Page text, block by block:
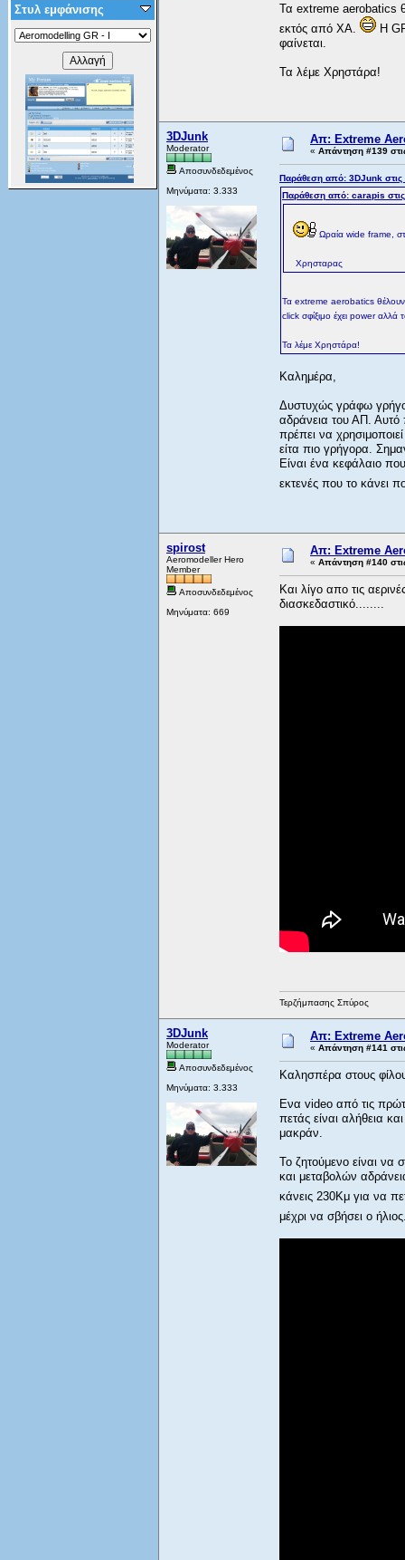
Στυλ εμφάνισης
Τα extreme aerobatics
εκτός από XA.
H
φαίνεται.
Τα λέμε Χρηστάρα!
3DJunk
Moderator
Αποσυνδεδεμένος
Μηνύματα: 3.333
Απ: Extreme
« Απάντηση #139
Παράθεση από: 3DJunk
Παράθεση από: carapis
Ωραία wide frame,
Χρησταρας
Τα extreme aerobatics
click σφίξιμο έχει power αλλά
Τα λέμε Χρηστάρα!
Καλημέρα,
Δυστυχώς γράφω
αδράνεια του ΑΠ. Αυτό
πρέπει να
είτα πιο γρήγορα.
Είναι ένα κεφάλαιο
εκτενές που το κάνει
spirost
Aeromodeller Hero
Member
Αποσυνδεδεμένος
Μηνύματα: 669
Απ: Extreme
« Απάντηση #140
Και λίγο απο τις
διασκεδαστικό........
Τερζήμπασης Σπύρος
3DJunk
Moderator
Αποσυνδεδεμένος
Μηνύματα: 3.333
Απ: Extreme
« Απάντηση #141
Καλησπέρα στους
Ενα video από τις
πετάς είναι αλήθεια
μακράν.
Το ζητούμενο είναι να
και μεταβολών
κάνεις 230Κμ για να
μέχρι να σβήσει ο